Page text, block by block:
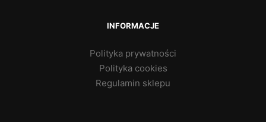
INFORMACJE
Polityka prywatności
Polityka cookies
Regulamin sklepu